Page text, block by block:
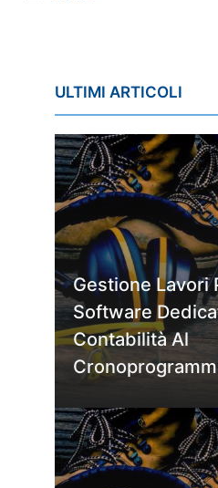
ULTIMI ARTICOLI
Gestione Lavori
Software
Contabilità Al